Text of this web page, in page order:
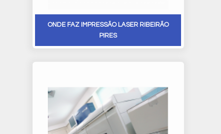
ONDE FAZ IMPRESSÃO LASER RIBEIRÃO
PIRES